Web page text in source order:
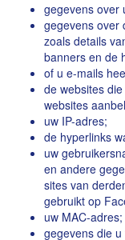
gegevens over
gegevens over
zoals details
banners en de
of u e-mails
de websites
websites
uw IP-adres;
de hyperlinks
uw
en andere
sites van
gebruikt op
uw MAC-adres;
gegevens die